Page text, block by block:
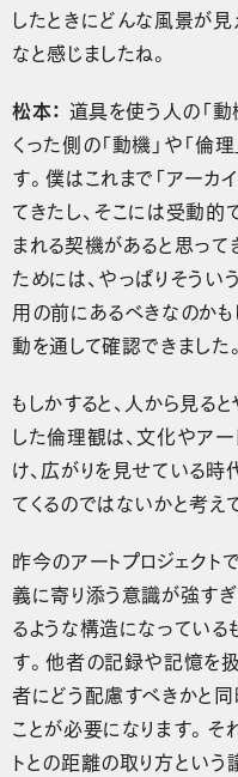
したときにどんな風景が
なと感じましたね。
松本： 道具を使う人の「
くった側の「動機」や「倫
す。僕はこれまで「アーカ
てきたし、そこには受動
まれる契機があると思って
ためには、やっぱりそう
用の前にあるべきなのか
動を通して確認できました。
もしかすると、人から見る
した倫理観は、文化やア
け、広がりを見せている時
てくるのではないかと考え
昨今のアートプロジェクト
義に寄り添う意識が強すぎ
るような構造になってい
す。他者の記録や記憶を
者にどう配慮すべきかと同
ことが必要になります。そ
トとの距離の取り方とい